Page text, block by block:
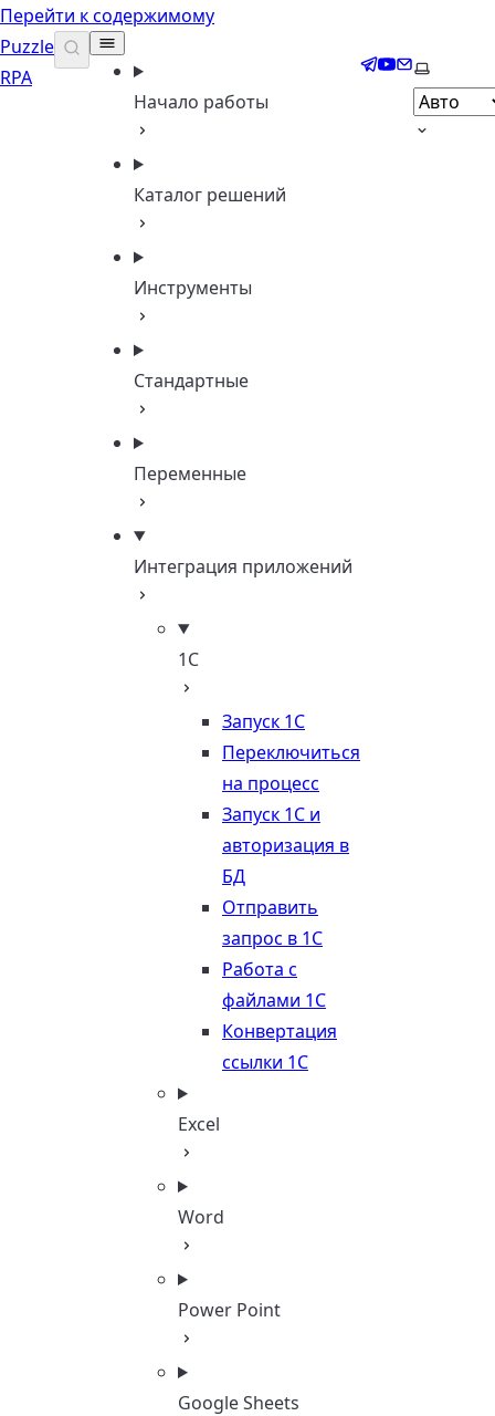
Перейти к содержимому
Puzzle
RPA
Начало работы
Каталог решений
Инструменты
Стандартные
Переменные
Интеграция приложений
1С
Запуск 1С
Переключиться
на процесс
Запуск 1С и
авторизация в
БД
Отправить
запрос в 1С
Работа с
файлами 1С
Конвертация
ссылки 1С
Excel
Word
Power Point
Google Sheets
Telegram
YouTube
Email